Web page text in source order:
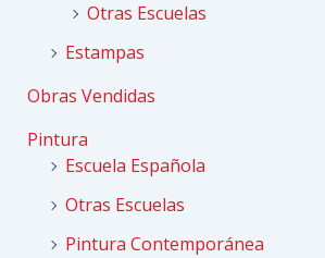
Otras Escuelas
Estampas
Obras Vendidas
Pintura
Escuela Española
Otras Escuelas
Pintura Contemporánea